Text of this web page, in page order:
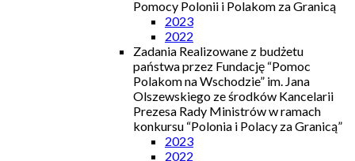
Pomocy Polonii i Polakom za Granicą
2023
2022
Zadania Realizowane z budżetu
państwa przez Fundację “Pomoc
Polakom na Wschodzie” im. Jana
Olszewskiego ze środków Kancelarii
Prezesa Rady Ministrów w ramach
konkursu “Polonia i Polacy za Granicą”
2023
2022